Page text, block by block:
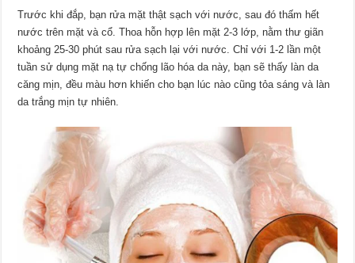
Trước khi đắp, bạn rửa mặt thật sạch với nước, sau đó thấm hết
nước trên mặt và cổ. Thoa hỗn hợp lên mặt 2-3 lớp, nằm thư giãn
khoảng 25-30 phút sau rửa sạch lại với nước. Chỉ với 1-2 lần một
tuần sử dụng mặt nạ tự chống lão hóa da này, bạn sẽ thấy làn da
căng mịn, đều màu hơn khiến cho bạn lúc nào cũng tỏa sáng và làn
da trắng mịn tự nhiên.